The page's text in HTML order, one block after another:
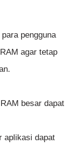
pengguna
agar tetap
besar dapat
aplikasi dapat